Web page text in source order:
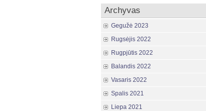
Archyvas
Gegužė 2023
Rugsėjis 2022
Rugpjūtis 2022
Balandis 2022
Vasaris 2022
Spalis 2021
Liepa 2021